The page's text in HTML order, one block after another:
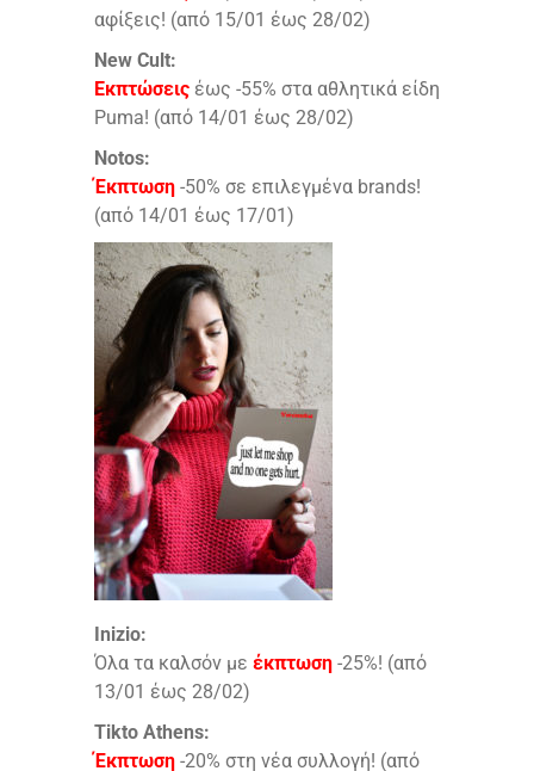
αφίξεις! (από 15/01 έως 28/02)
New Cult:
Εκπτώσεις έως -55% στα αθλητικά είδη
Puma! (από 14/01 έως 28/02)
Notos:
Έκπτωση -50% σε επιλεγμένα brands!
(από 14/01 έως 17/01)
Inizio:
Όλα τα καλσόν με έκπτωση -25%! (από
13/01 έως 28/02)
Tikto Athens:
Έκπτωση -20% στη νέα συλλογή! (από